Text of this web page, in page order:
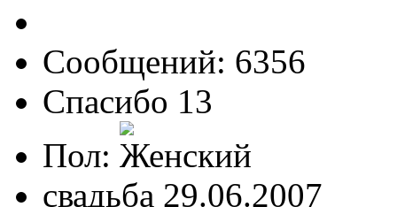
Сообщений: 6356
Спасибо 13
Пол:
свадьба 29.06.2007